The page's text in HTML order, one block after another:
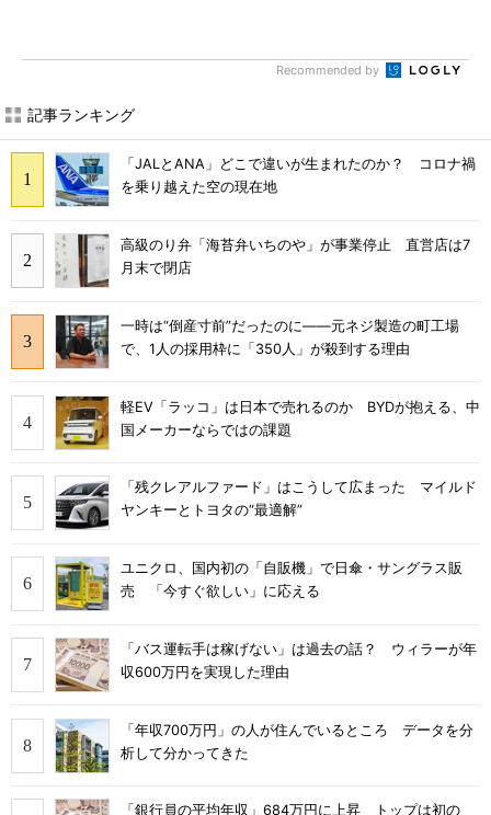
Recommended by
記事ランキング
「JALとANA」どこで違いが生まれたのか？ コロナ禍
を乗り越えた空の現在地
高級のり弁「海苔弁いちのや」が事業停止 直営店は7
月末で閉店
一時は“倒産寸前”だったのに――元ネジ製造の町工場
で、1人の採用枠に「350人」が殺到する理由
軽EV「ラッコ」は日本で売れるのか BYDが抱える、中
国メーカーならではの課題
「残クレアルファード」はこうして広まった マイルド
ヤンキーとトヨタの“最適解”
ユニクロ、国内初の「自販機」で日傘・サングラス販
売 「今すぐ欲しい」に応える
「バス運転手は稼げない」は過去の話？ ウィラーが年
収600万円を実現した理由
「年収700万円」の人が住んでいるところ データを分
析して分かってきた
「銀行員の平均年収」684万円に上昇 トップは初の